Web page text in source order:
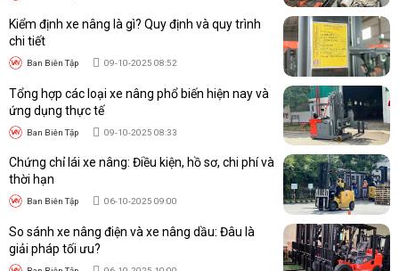
Kiểm định xe nâng là gì? Quy định và quy trình
chi tiết
Ban Biên Tập 09-10-2025 08:52
Tổng hợp các loại xe nâng phổ biến hiện nay và
ứng dụng thực tế
Ban Biên Tập 09-10-2025 08:33
Chứng chỉ lái xe nâng: Điều kiện, hồ sơ, chi phí và
thời hạn
Ban Biên Tập 06-10-2025 09:00
So sánh xe nâng điện và xe nâng dầu: Đâu là
giải pháp tối ưu?